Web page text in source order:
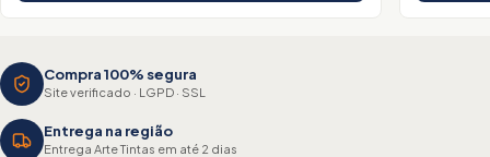
Compra 100% segura
Site verificado · LGPD · SSL
Entrega na região
Entrega Arte Tintas em até 2 dias